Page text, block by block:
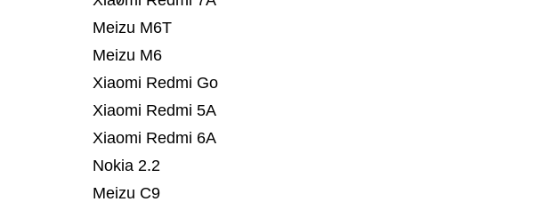
Meizu C9
Nokia 2.2
Xiaomi Redmi 6A
Xiaomi Redmi 5A
Xiaomi Redmi Go
Meizu M6
Meizu M6T